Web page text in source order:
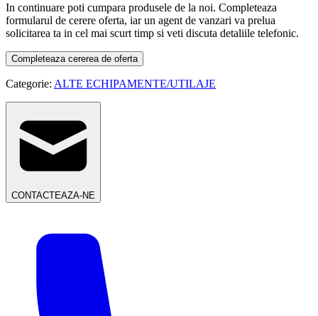
In continuare poti cumpara produsele de la noi. Completeaza
formularul de cerere oferta, iar un agent de vanzari va prelua
solicitarea ta in cel mai scurt timp si veti discuta detaliile telefonic.
Completeaza cererea de oferta
Categorie: ALTE ECHIPAMENTE/UTILAJE
CONTACTEAZA-NE